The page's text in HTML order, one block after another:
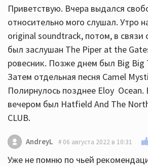
Приветствую. Вчера выдался
относительно мого слушал. Утро
original soundtrack, потом, в
был заслушан The Piper at the
ровесник. Позже днем был Big Big
Затем отдельная песня Camel
Полирнулось позднее Eloy Ocean.
вечером был Hatfield And The
CLUB.
AndreyL 06 августа 2022 в 10:31
Уже не помню по чьей